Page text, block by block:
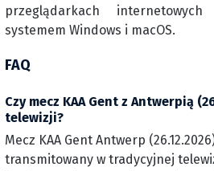
przeglądarkach
systemem Windows i macOS.
FAQ
Czy mecz KAA Gent z Antwerpią
telewizji?
Mecz KAA Gent Antwerp
transmitowany w tradycyjnej